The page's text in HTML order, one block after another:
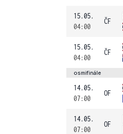
15.05.
04:00
ČF
15.05.
04:00
ČF
osmifinále
14.05.
07:00
OF
14.05.
07:00
OF